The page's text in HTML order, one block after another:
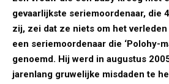
gevaarlijkste seriemoordenaar, die
zij, zei dat ze niets om het
een seriemoordenaar die ‘Polohy-
genoemd. Hij werd in augustus
jarenlang gruwelijke misdaden te